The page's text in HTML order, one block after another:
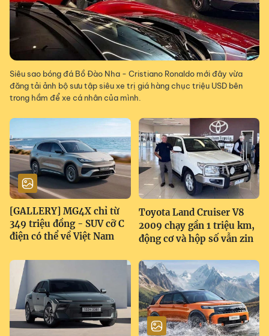
Siêu sao bóng đá Bồ Đào Nha - Cristiano Ronaldo mới đây vừa
đăng tải ảnh bộ sưu tập siêu xe trị giá hàng chục triệu USD bên
trong hầm để xe cá nhân của mình.
[GALLERY] MG4X chỉ từ
349 triệu đồng - SUV cỡ C
điện có thể về Việt Nam
Toyota Land Cruiser V8
2009 chạy gần 1 triệu km,
động cơ và hộp số vẫn zin